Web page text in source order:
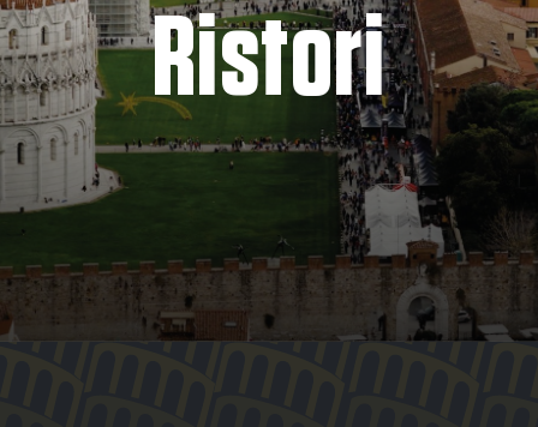
Ristori